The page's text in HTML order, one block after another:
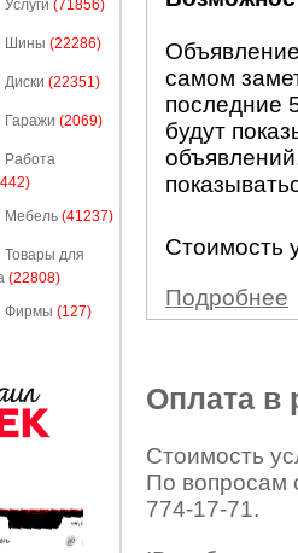
Услуги (71856)
Шины (22286)
Диски (22351)
Гаражи (2069)
Работа
Мебель (41237)
Товары для
(22808)
Фирмы (127)
самом
последние
будут
Стоимость
Подробнее
Оплата в
Стоимость
По вопросам
774-17-71.